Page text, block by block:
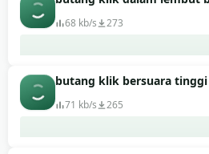
68 kb/s 273
butang klik bersuara
71 kb/s 265